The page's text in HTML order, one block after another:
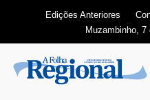
Edições Anteriores
Muzambinho,